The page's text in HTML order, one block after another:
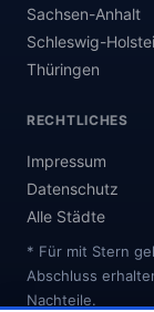
Sachsen-Anhalt
Schleswig-
Thüringen
RECHTLICHES
Impressum
Datenschutz
Alle Städte
* Für mit Stern
Abschluss
Nachteile.